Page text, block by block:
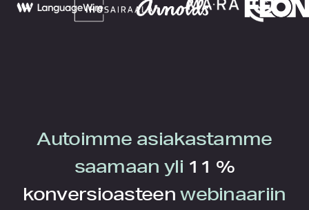
Autoimme asiakastamme
saamaan yli 11 %
konversioasteen webinaariin